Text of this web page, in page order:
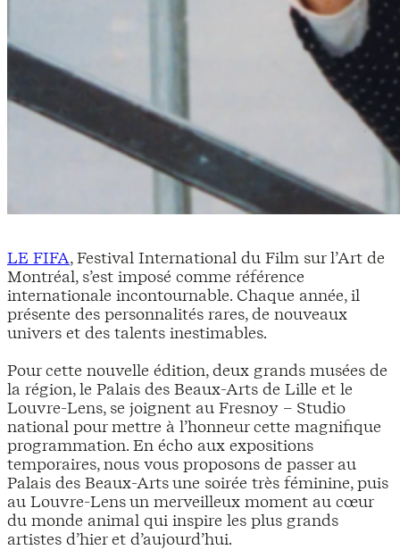
LE FIFA, Festival International du Film sur l’Art de
Montréal, s’est imposé comme référence
internationale incontournable. Chaque année, il
présente des personnalités rares, de nouveaux
univers et des talents inestimables.
Pour cette nouvelle édition, deux grands musées de
la région, le Palais des Beaux-Arts de Lille et le
Louvre-Lens, se joignent au Fresnoy – Studio
national pour mettre à l’honneur cette magnifique
programmation. En écho aux expositions
temporaires, nous vous proposons de passer au
Palais des Beaux-Arts une soirée très féminine, puis
au Louvre-Lens un merveilleux moment au cœur
du monde animal qui inspire les plus grands
artistes d’hier et d’aujourd’hui.